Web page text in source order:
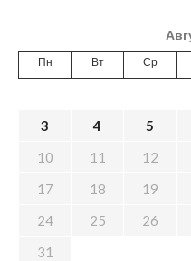
Пн Вт Ср
3
4 5
10
11 12
17
18 19
24
25 26
31